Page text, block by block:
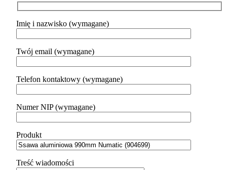
Imię i nazwisko (wymagane)
Twój email (wymagane)
Telefon kontaktowy (wymagane)
Numer NIP (wymagane)
Produkt
Treść wiadomości